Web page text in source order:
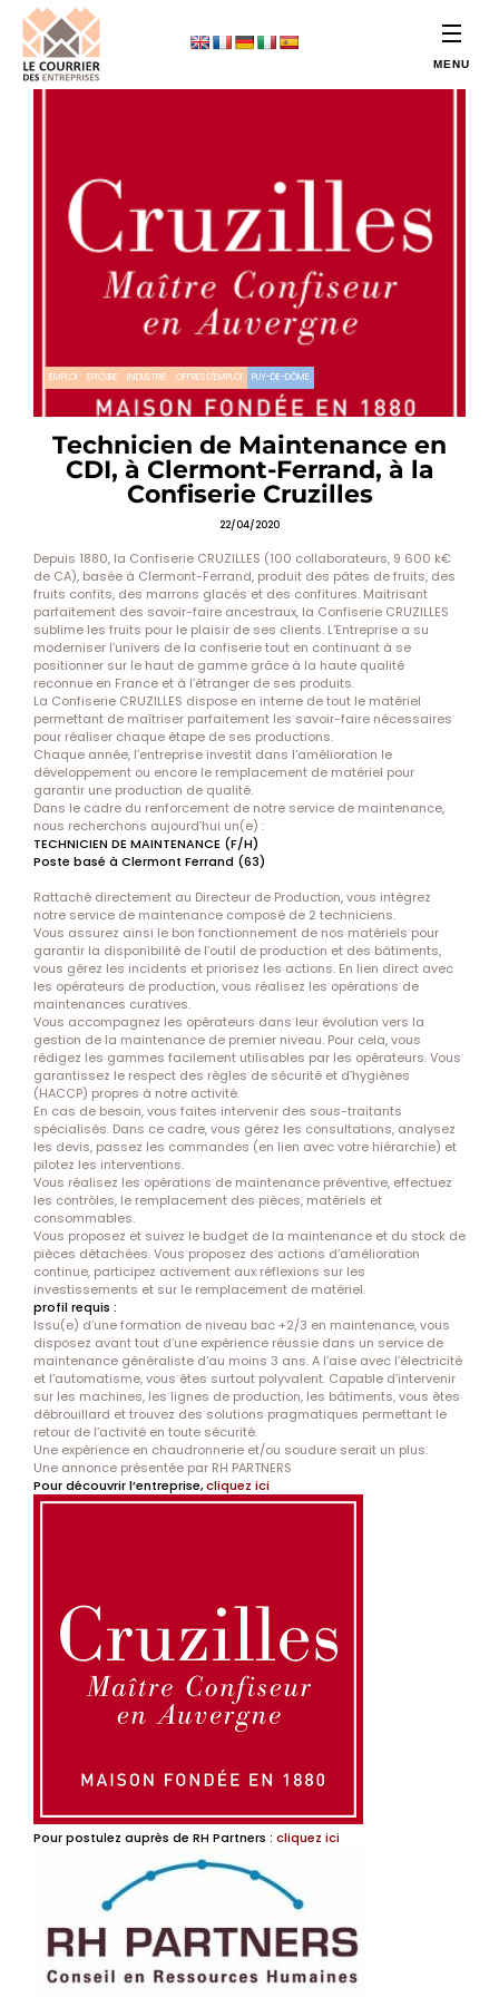
EMPLOI EPICURE INDUSTRIE OFFRES D'EMPLOI PUY-DE-DÔME
Technicien de Maintenance en
CDI, à Clermont-Ferrand, à la
Confiserie Cruzilles
22/04/2020
Depuis 1880, la Confiserie CRUZILLES (100 collaborateurs, 9 600 k€
de CA), basée à Clermont-Ferrand, produit des pâtes de fruits, des
fruits confits, des marrons glacés et des confitures. Maitrisant
parfaitement des savoir-faire ancestraux, la Confiserie CRUZILLES
sublime les fruits pour le plaisir de ses clients. L’Entreprise a su
moderniser l’univers de la confiserie tout en continuant à se
positionner sur le haut de gamme grâce à la haute qualité
reconnue en France et à l’étranger de ses produits.
La Confiserie CRUZILLES dispose en interne de tout le matériel
permettant de maîtriser parfaitement les savoir-faire nécessaires
pour réaliser chaque étape de ses productions.
Chaque année, l’entreprise investit dans l’amélioration le
développement ou encore le remplacement de matériel pour
garantir une production de qualité.
Dans le cadre du renforcement de notre service de maintenance,
nous recherchons aujourd’hui un(e) :
TECHNICIEN DE MAINTENANCE (F/H)
Poste basé à Clermont Ferrand (63)
Rattaché directement au Directeur de Production, vous intégrez
notre service de maintenance composé de 2 techniciens.
Vous assurez ainsi le bon fonctionnement de nos matériels pour
garantir la disponibilité de l’outil de production et des bâtiments,
vous gérez les incidents et priorisez les actions. En lien direct avec
les opérateurs de production, vous réalisez les opérations de
maintenances curatives.
Vous accompagnez les opérateurs dans leur évolution vers la
gestion de la maintenance de premier niveau. Pour cela, vous
rédigez les gammes facilement utilisables par les opérateurs. Vous
garantissez le respect des règles de sécurité et d’hygiènes
(HACCP) propres à notre activité.
En cas de besoin, vous faites intervenir des sous-traitants
spécialisés. Dans ce cadre, vous gérez les consultations, analysez
les devis, passez les commandes (en lien avec votre hiérarchie) et
pilotez les interventions.
Vous réalisez les opérations de maintenance préventive, effectuez
les contrôles, le remplacement des pièces, matériels et
consommables.
Vous proposez et suivez le budget de la maintenance et du stock de
pièces détachées. Vous proposez des actions d’amélioration
continue, participez activement aux réflexions sur les
investissements et sur le remplacement de matériel.
profil requis :
Issu(e) d’une formation de niveau bac +2/3 en maintenance, vous
disposez avant tout d’une expérience réussie dans un service de
maintenance généraliste d’au moins 3 ans. A l’aise avec l’électricité
et l’automatisme, vous êtes surtout polyvalent. Capable d’intervenir
sur les machines, les lignes de production, les bâtiments, vous êtes
débrouillard et trouvez des solutions pragmatiques permettant le
retour de l’activité en toute sécurité.
Une expérience en chaudronnerie et/ou soudure serait un plus.
Une annonce présentée par RH PARTNERS
Pour découvrir l’entreprise,cliquez ici
Pour postulez auprès de RH Partners : cliquez ici